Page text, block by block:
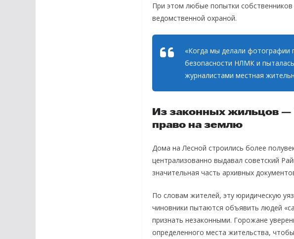
При этом любые попытки собственников
ведомственной охраной.
«Когда мы делали
безопасности НЛМК и
журналистами местная
Из законных жильцов
право на землю
Дома на Лесной строились более
централизованно выдавал советский
значительная часть архивных
По словам жителей, эту юридическую
чиновники пытаются объявить людей
признать незаконными. Горожане
определенного места жительства,